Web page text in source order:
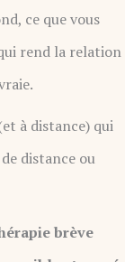
ce que vous
rend la relation
à distance) qui
distance ou
brève